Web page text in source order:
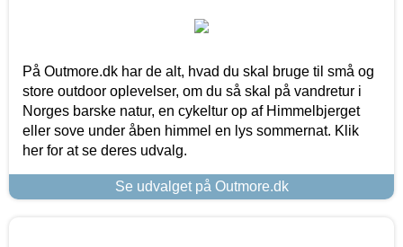
På Outmore.dk har de alt, hvad du skal bruge til små og
store outdoor oplevelser, om du så skal på vandretur i
Norges barske natur, en cykeltur op af Himmelbjerget
eller sove under åben himmel en lys sommernat. Klik
her for at se deres udvalg.
Se udvalget på Outmore.dk